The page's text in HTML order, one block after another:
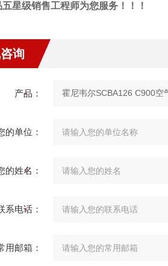
星级销售工程师为您服务！！！
询
产品：
的单位：
的姓名：
系电话：
用邮箱：